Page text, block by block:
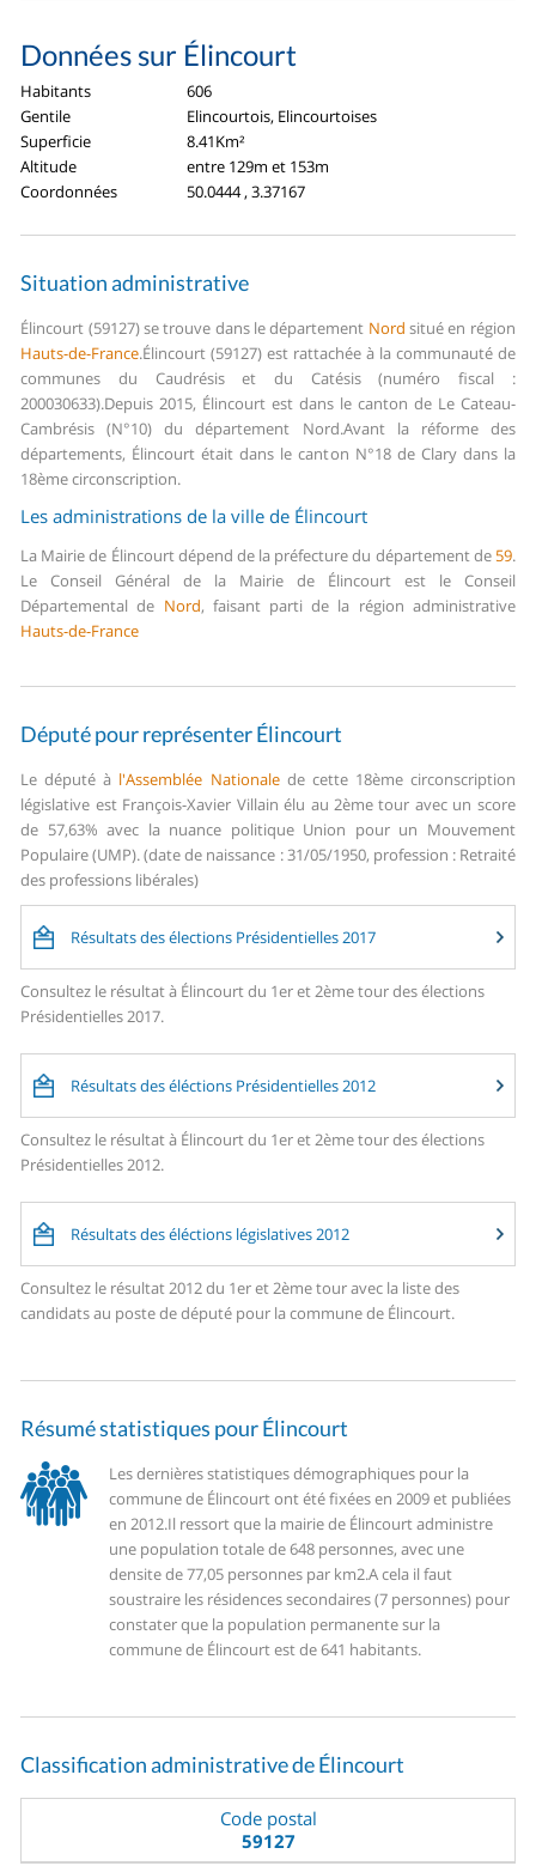
Données sur Élincourt
Habitants
606
Gentile
Elincourtois, Elincourtoises
Superficie
8.41Km²
Altitude
entre 129m et 153m
Coordonnées
50.0444 , 3.37167
Situation administrative
Élincourt (59127) se trouve dans le département Nord situé en région
Hauts-de-France.Élincourt (59127) est rattachée à la communauté de
communes du Caudrésis et du Catésis (numéro fiscal :
200030633).Depuis 2015, Élincourt est dans le canton de Le Cateau-
Cambrésis (N°10) du département Nord.Avant la réforme des
départements, Élincourt était dans le canton N°18 de Clary dans la
18ème circonscription.
Les administrations de la ville de Élincourt
La Mairie de Élincourt dépend de la préfecture du département de59.
Le Conseil Général de la Mairie de Élincourt est le Conseil
Départemental de Nord, faisant parti de la région administrative
Hauts-de-France
Député pour représenter Élincourt
Le député à l'Assemblée Nationalede cette 18ème circonscription
législative est François-Xavier Villain élu au 2ème tour avec un score
de 57,63% avec la nuance politique Union pour un Mouvement
Populaire (UMP). (date de naissance : 31/05/1950, profession : Retraité
des professions libérales)
Résultats des élections Présidentielles 2017
Consultez le résultat à Élincourt du 1er et 2ème tour des élections
Présidentielles 2017.
Résultats des éléctions Présidentielles 2012
Consultez le résultat à Élincourt du 1er et 2ème tour des élections
Présidentielles 2012.
Résultats des éléctions législatives 2012
Consultez le résultat 2012 du 1er et 2ème tour avec la liste des
candidats au poste de député pour la commune de Élincourt.
Résumé statistiques pour Élincourt
Les dernières statistiques démographiques pour la
commune de Élincourt ont été fixées en 2009 et publiées
en 2012.Il ressort que la mairie de Élincourt administre
une population totale de 648 personnes, avec une
densite de 77,05 personnes par km2.A cela il faut
soustraire les résidences secondaires (7 personnes) pour
constater que la population permanente sur la
commune de Élincourt est de 641 habitants.
Classification administrative de Élincourt
Code postal
59127